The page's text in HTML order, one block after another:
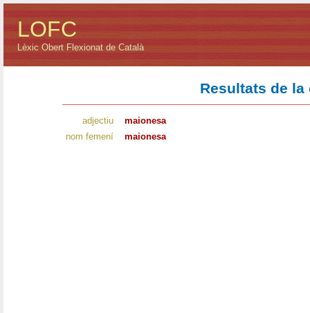
LOFC
Lèxic Obert Flexionat de Català
Resultats de la
adjectiu
maionesa
nom femení
maionesa